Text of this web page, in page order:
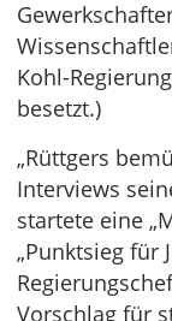
Kohl-
besetzt.)
„Rüttgers
Interviews
startete eine
„Punktsieg für
Vorschlag für